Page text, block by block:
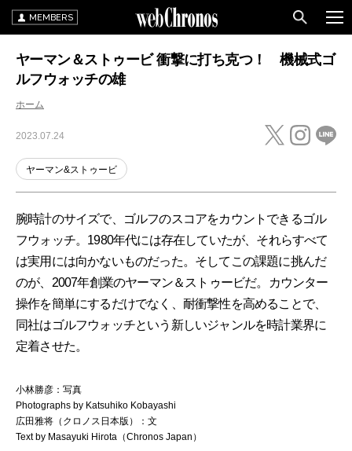
MEMBERS
ヤーマン＆ストゥービ 衝撃に打ち克つ！ 機械式ゴ
ルフウォッチの雄
ホーム
2023.07.24
ヤーマン&ストゥービ
腕時計のサイズで、ゴルフのスコアをカウントできるゴル
フウォッチ。1980年代には存在していたが、それらすべて
は実用には向かないものだった。そしてこの課題に挑んだ
のが、2007年創業のヤーマン＆ストゥービだ。カウンター
操作を簡単にするだけでなく、耐衝撃性を高めることで、
同社はゴルフウォッチという新しいジャンルを時計業界に
定着させた。
小林勝彦：写真
Photographs by Katsuhiko Kobayashi
広田雅将（クロノス日本版）：文
Text by Masayuki Hirota（Chronos Japan）